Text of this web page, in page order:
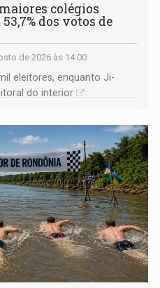
maiores colégios
dos votos de
de 2026 às 14:00
eleitores, enquanto Ji-
do interior